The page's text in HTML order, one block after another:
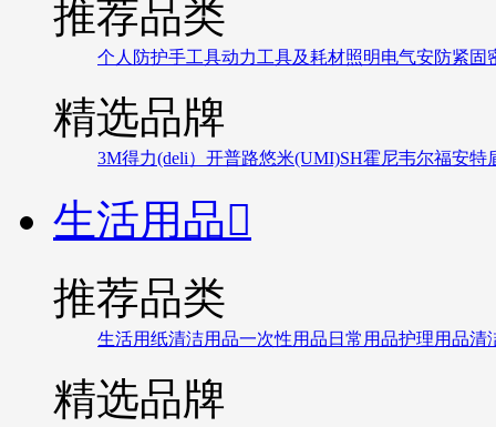
推荐品类
个人防护手工具动力工具及耗材照明电气安防紧固
精选品牌
3M得力(deli） 开普路悠米(UMI)SH霍尼韦尔福安特
生活用品
推荐品类
生活用纸清洁用品一次性用品 日常用品护理用品清
精选品牌